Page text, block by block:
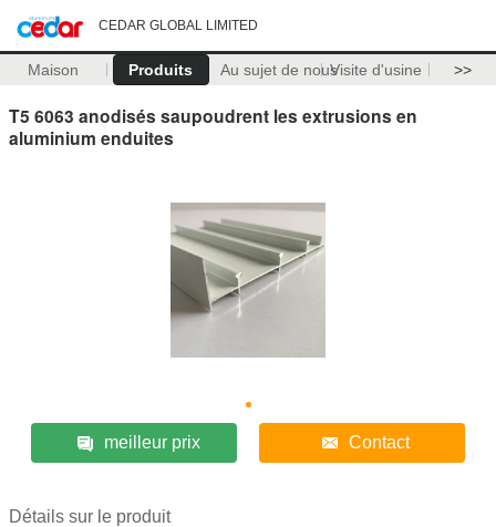
CEDAR GLOBAL LIMITED
Maison Produits Au sujet de nousVisite d'usine >>
T5 6063 anodisés saupoudrent les extrusions en
aluminium enduites
meilleur prix Contact
Détails sur le produit